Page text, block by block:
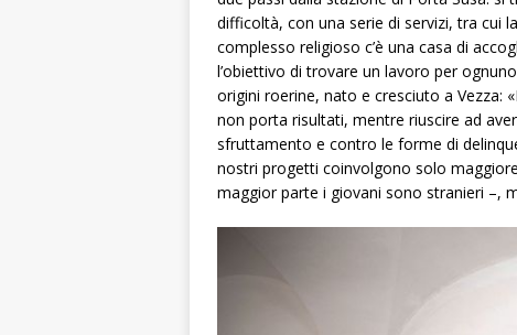
difficoltà, con una serie di servizi, tra cui
complesso religioso c’è una casa di
l’obiettivo di trovare un lavoro per
origini roerine, nato e cresciuto a Vezza:
non porta risultati, mentre riuscire ad
sfruttamento e contro le forme di
nostri progetti coinvolgono solo
maggior parte i giovani sono stranieri –,